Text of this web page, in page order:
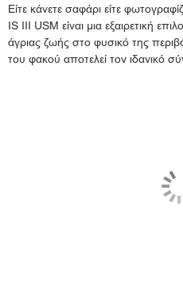
Είτε κάνετε σαφάρι είτε
IS III USM είναι μια εξαιρετική
άγριας ζωής στο φυσικό της
του φακού αποτελεί τον ιδανικό